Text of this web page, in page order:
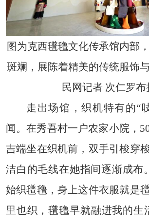
图为克西氆氇文化传承馆内部
斑斓，展陈着精美的传统服饰
民网记者 次仁罗布
走出场馆，织机特有的“
闻。在秀吾村一户农家小院，
吉端坐在织机前，双手引梭穿
洁白的毛线在她指间逐渐成布
始织氆氇，身上这件衣服就是
里也织，氆氇早就融进我的生